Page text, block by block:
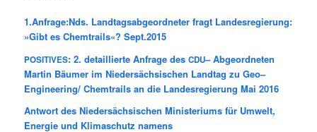
1.Anfrage:Nds. Landtagsabgeordneter fragt Landesregierung:
»Gibt es Chemtrails«? Sept.2015
POSITIVES: 2. detaillierte Anfrage desCDU– Abgeordneten
Martin Bäumer im Niedersächsischen Landtag zu Geo–
Engineering/ Chemtrails an die Landesregierung Mai 2016
Ant­wort des Nie­der­säch­si­schen Minis­te­ri­ums für Umwelt,
Ener­gie und Kli­ma­schutz namens